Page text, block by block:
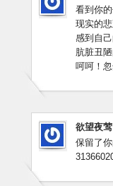
看到你
现实的
感到自
肮脏丑
呵呵！
欲望夜莺
保留了